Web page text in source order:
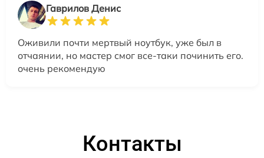
Гаврилов Денис
Оживили почти мертвый ноутбук, уже был в
отчаянии, но мастер смог все-таки починить его.
очень рекомендую
Контакты